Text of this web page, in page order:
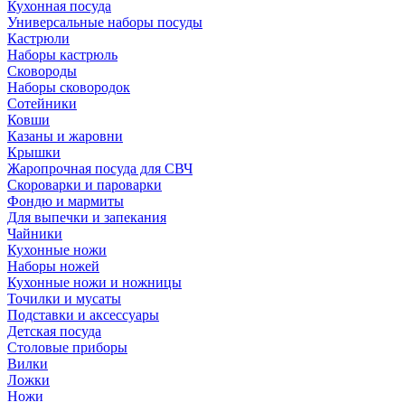
Кухонная посуда
Универсальные наборы посуды
Кастрюли
Наборы кастрюль
Сковороды
Наборы сковородок
Сотейники
Ковши
Казаны и жаровни
Крышки
Жаропрочная посуда для СВЧ
Скороварки и пароварки
Фондю и мармиты
Для выпечки и запекания
Чайники
Кухонные ножи
Наборы ножей
Кухонные ножи и ножницы
Точилки и мусаты
Подставки и аксессуары
Детская посуда
Столовые приборы
Вилки
Ложки
Ножи